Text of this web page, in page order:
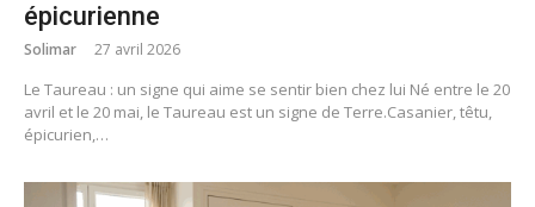
épicurienne
Solimar 27 avril 2026
Le Taureau : un signe qui aime se sentir bien chez lui Né entre le 20
avril et le 20 mai, le Taureau est un signe de Terre.Casanier, têtu,
épicurien,…